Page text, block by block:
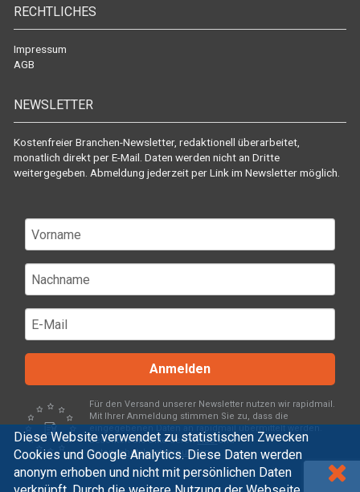
Diese Website verwendet zu statistischen Zwecken
Cookies und Google Analytics. Diese Daten werden
anonym erhoben und nicht mit persönlichen Daten
RECHTLICHES
Impressum
AGB
NEWSLETTER
Kostenfreier Branchen-Newsletter, redaktionell überarbeitet,
monatlich direkt per E-Mail. Daten werden nicht an Dritte
weitergegeben. Abmeldung jederzeit per Link im Newsletter möglich.
Anmelden
Für den Versand unserer Newsletter nutzen wir rapidmail.
Mit Ihrer Anmeldung stimmen Sie zu, dass die
eingegebenen Daten an rapidmail übermittelt werden.
Beachten Sie bitte derenAGBund
Datenschutzbestimmungen.